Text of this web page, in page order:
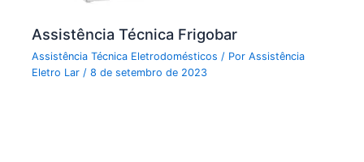
Assistência Técnica Frigobar
Assistência Técnica Eletrodomésticos / PorAssistência
Eletro Lar /8 de setembro de 2023